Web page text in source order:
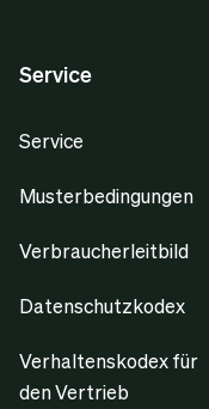
Service
Service
Musterbedingungen
Verbraucherleitbild
Datenschutzkodex
Verhaltenskodex für
den Vertrieb